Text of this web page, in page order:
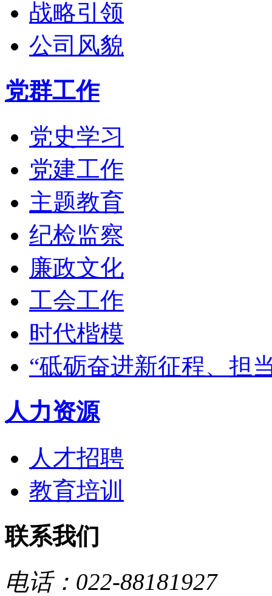
战略引领
公司风貌
党群工作
党史学习
党建工作
主题教育
纪检监察
廉政文化
工会工作
时代楷模
“砥砺奋进新征程、担
人力资源
人才招聘
教育培训
联系我们
电话：022-88181927